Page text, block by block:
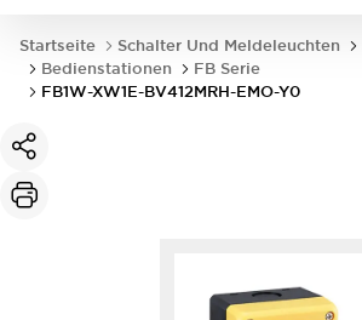
Startseite Schalter Und Meldeleuchten
Bedienstationen
FB Serie
FB1W-XW1E-BV412MRH-EMO-Y0